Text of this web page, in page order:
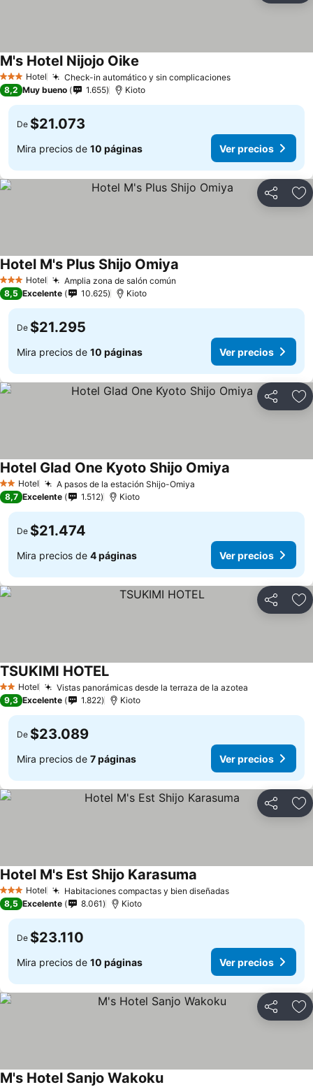
3 Estrellas
Hotel Check-in automático y sin complicaciones
M's Hotel Nijojo Oike
8,2 Muy bueno 1.655 Kioto
De $21.073
Mira precios de 10 páginas Ver precios
Compartir
3 Estrellas
Hotel Amplia zona de salón común
Hotel M's Plus Shijo Omiya
8,5 Excelente 10.625 Kioto
De $21.295
Mira precios de 10 páginas Ver precios
Compartir
2 Estrellas
Hotel A pasos de la estación Shijo-Omiya
Hotel Glad One Kyoto Shijo Omiya
8,7 Excelente 1.512 Kioto
De $21.474
Mira precios de 4 páginas Ver precios
Compartir
2 Estrellas
Hotel Vistas panorámicas desde la terraza de la azotea
TSUKIMI HOTEL
9,3 Excelente 1.822 Kioto
De $23.089
Mira precios de 7 páginas Ver precios
Compartir
3 Estrellas
Hotel Habitaciones compactas y bien diseñadas
Hotel M's Est Shijo Karasuma
8,5 Excelente 8.061 Kioto
De $23.110
Mira precios de 10 páginas Ver precios
Compartir
M's Hotel Sanjo Wakoku